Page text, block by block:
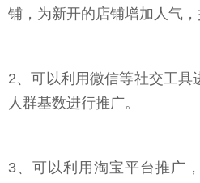
铺，为新开的店铺增加人气，
2、可以利用微信等社交工具
人群基数进行推广。
3、可以利用淘宝平台推广